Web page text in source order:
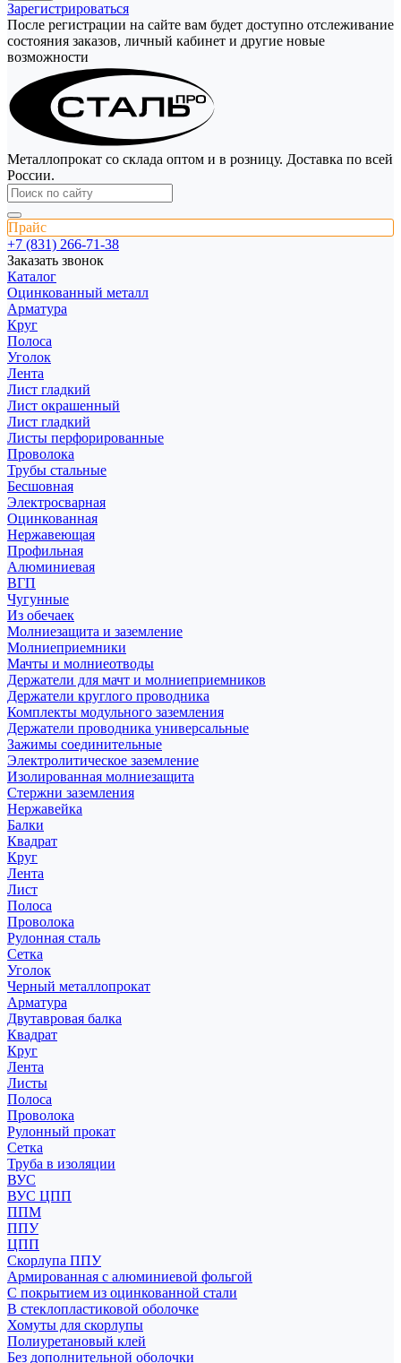
Зарегистрироваться
После регистрации на сайте вам будет доступно отслеживание
состояния заказов, личный кабинет и другие новые
возможности
Металлопрокат со склада оптом и в розницу. Доставка по всей
России.
Прайс
+7 (831) 266-71-38
Заказать звонок
Каталог
Оцинкованный металл
Арматура
Круг
Полоса
Уголок
Лента
Лист гладкий
Лист окрашенный
Лист гладкий
Листы перфорированные
Проволока
Трубы стальные
Бесшовная
Электросварная
Оцинкованная
Нержавеющая
Профильная
Алюминиевая
ВГП
Чугунные
Из обечаек
Молниезащита и заземление
Молниеприемники
Мачты и молниеотводы
Держатели для мачт и молниеприемников
Держатели круглого проводника
Комплекты модульного заземления
Держатели проводника универсальные
Зажимы соединительные
Электролитическое заземление
Изолированная молниезащита
Стержни заземления
Нержавейка
Балки
Квадрат
Круг
Лента
Лист
Полоса
Проволока
Рулонная сталь
Сетка
Уголок
Черный металлопрокат
Арматура
Двутавровая балка
Квадрат
Круг
Лента
Листы
Полоса
Проволока
Рулонный прокат
Сетка
Труба в изоляции
ВУС
ВУС ЦПП
ППМ
ППУ
ЦПП
Скорлупа ППУ
Армированная с алюминиевой фольгой
С покрытием из оцинкованной стали
В стеклопластиковой оболочке
Хомуты для скорлупы
Полиуретановый клей
Без дополнительной оболочки